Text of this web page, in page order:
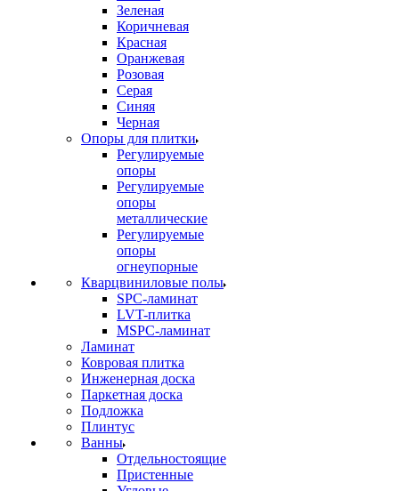
Зеленая
Коричневая
Красная
Оранжевая
Розовая
Серая
Синяя
Черная
Опоры для плитки
Регулируемые
опоры
Регулируемые
опоры
металлические
Регулируемые
опоры
огнеупорные
Кварцвиниловые полы
SPC-ламинат
LVT-плитка
MSPC-ламинат
Ламинат
Ковровая плитка
Инженерная доска
Паркетная доска
Подложка
Плинтус
Ванны
Отдельностоящие
Пристенные